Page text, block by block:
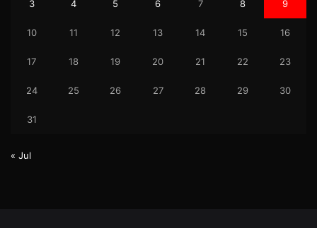
3 4 5 6 7 8 9
10 11 12 13 14 15 16
17 18 19 20 21 22 23
24 25 26 27 28 29 30
31
« Jul